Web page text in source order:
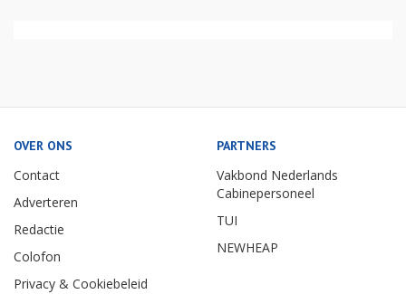
OVER ONS
Contact
Adverteren
Redactie
Colofon
Privacy & Cookiebeleid
PARTNERS
Vakbond Nederlands
Cabinepersoneel
TUI
NEWHEAP